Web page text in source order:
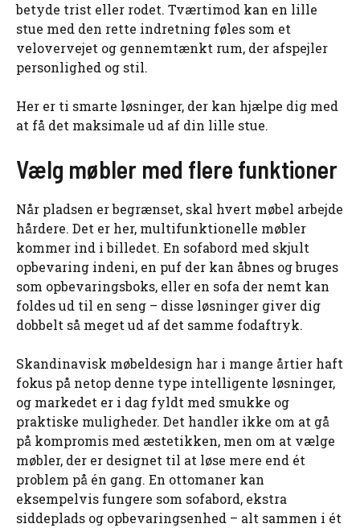
betyde trist eller rodet. Tværtimod kan en lille
stue med den rette indretning føles som et
velovervejet og gennemtænkt rum, der afspejler
personlighed og stil.
Her er ti smarte løsninger, der kan hjælpe dig med
at få det maksimale ud af din lille stue.
Vælg møbler med flere funktioner
Når pladsen er begrænset, skal hvert møbel arbejde
hårdere. Det er her, multifunktionelle møbler
kommer ind i billedet. En sofabord med skjult
opbevaring indeni, en puf der kan åbnes og bruges
som opbevaringsboks, eller en sofa der nemt kan
foldes ud til en seng – disse løsninger giver dig
dobbelt så meget ud af det samme fodaftryk.
Skandinavisk møbeldesign har i mange årtier haft
fokus på netop denne type intelligente løsninger,
og markedet er i dag fyldt med smukke og
praktiske muligheder. Det handler ikke om at gå
på kompromis med æstetikken, men om at vælge
møbler, der er designet til at løse mere end ét
problem på én gang. En ottomaner kan
eksempelvis fungere som sofabord, ekstra
siddeplads og opbevaringsenhed – alt sammen i ét